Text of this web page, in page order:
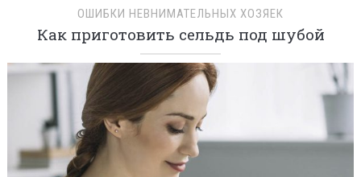
ОШИБКИ НЕВНИМАТЕЛЬНЫХ ХОЗЯЕК
Как приготовить сельдь под шубой